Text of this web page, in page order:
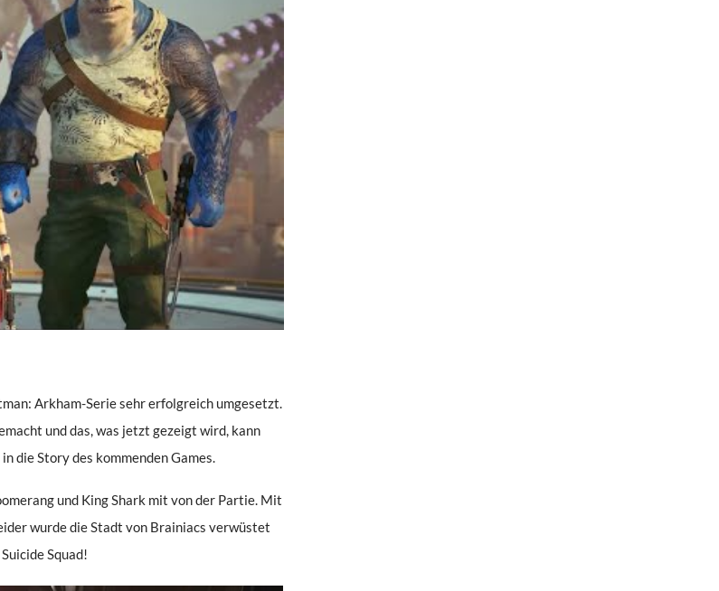
Arkham-Serie sehr erfolgreich umgesetzt.
und das, was jetzt gezeigt wird, kann
die Story des kommenden Games.
und King Shark mit von der Partie. Mit
wurde die Stadt von Brainiacs verwüstet
Squad!